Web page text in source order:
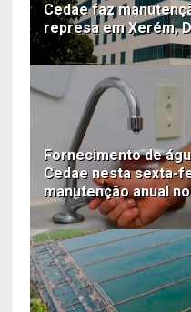
Cedae faz
represa em Xerém,
Fornecimento de
Cedae nesta sexta-
manutenção anual